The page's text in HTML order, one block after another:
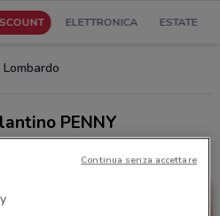
ELETTRONICA ESTATE
PENNY
Continua senza accettare